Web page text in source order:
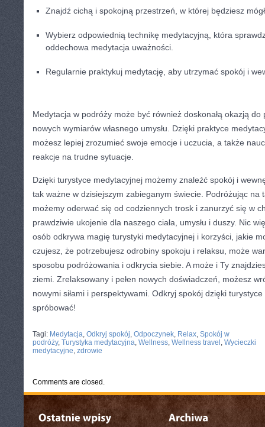
Znajdź cichą i spokojną przestrzeń, w ​której będziesz
Wybierz odpowiednią technikę medytacyjną, która
oddechowa ‍medytacja uważności.
Regularnie praktykuj ⁤medytację, ⁣aby utrzymać spokój i
Medytacja‍ w podróży może być‍ również doskonałą okazją
nowych wymiarów⁤ własnego umysłu. Dzięki praktyce
możesz​ lepiej⁢ zrozumieć swoje emocje i uczucia, a także
reakcje na trudne ⁢sytuacje.
Dzięki⁤ turystyce medytacyjnej możemy znaleźć spokój i
tak ważne w dzisiejszym ‍zabieganym⁤ świecie. Podróżując ⁣na
możemy oderwać się od codziennych trosk i zanurzyć się w
prawdziwie‍ ukojenie dla naszego ​ciała,‌ umysłu i duszy. Nic
osób odkrywa magię ‍turystyki medytacyjnej i korzyści, jakie
czujesz, że⁢ potrzebujesz odrobiny spokoju i relaksu,⁤ może
sposobu podróżowania i⁤ odkrycia siebie. A może i Ty
ziemi. ‌Zrelaksowany i pełen nowych doświadczeń, możesz
nowymi ‍siłami i‍ perspektywami. Odkryj spokój dzięki
spróbować!
Tagi: Medytacja, Odkryj spokój, Odpoczynek, Relax, Spokój w
podróży, Turystyka medytacyjna, Wellness, Wellness travel , Wycieczki
medytacyjne, zdrowie
Comments are closed.